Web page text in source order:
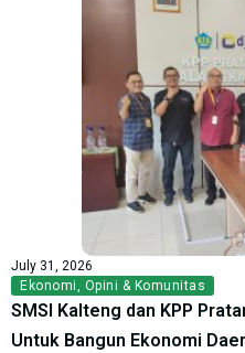
July 31, 2026
Ekonomi, Opini & Komunitas
SMSI Kalteng dan KPP
Untuk Bangun Ekonomi